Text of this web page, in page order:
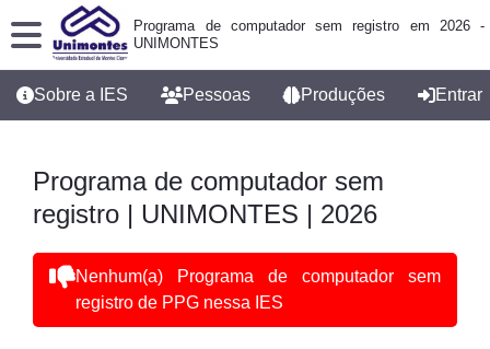
Programa de computador sem registro em 2026 -
UNIMONTES
Sobre a IES Pessoas Produções Entrar
Programa de computador sem
registro | UNIMONTES | 2026
Nenhum(a) Programa de computador sem
registro de PPG nessa IES